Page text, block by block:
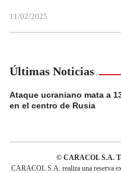
11/02/2025
Últimas Noticias
Ataque ucraniano mata a
en el centro de Rusia
© CARACOL S.A.
CARACOL S.A. realiza una reserva